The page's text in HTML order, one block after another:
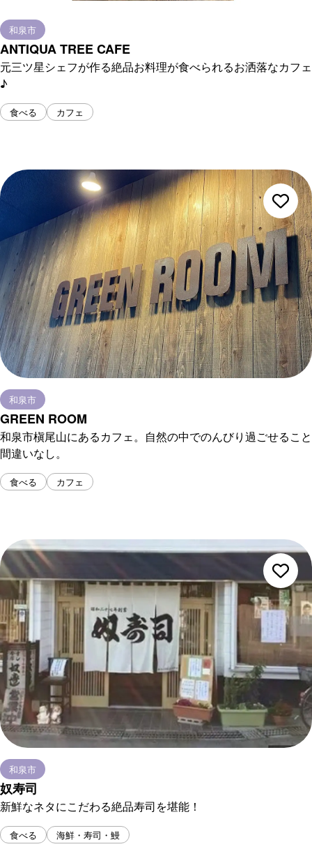
和泉市
ANTIQUA TREE CAFE
元三ツ星シェフが作る絶品お料理が食べられるお洒落なカフェ
♪
食べる カフェ
和泉市
GREEN ROOM
和泉市槇尾山にあるカフェ。自然の中でのんびり過ごせること
間違いなし。
食べる カフェ
和泉市
奴寿司
新鮮なネタにこだわる絶品寿司を堪能！
食べる 海鮮・寿司・鰻